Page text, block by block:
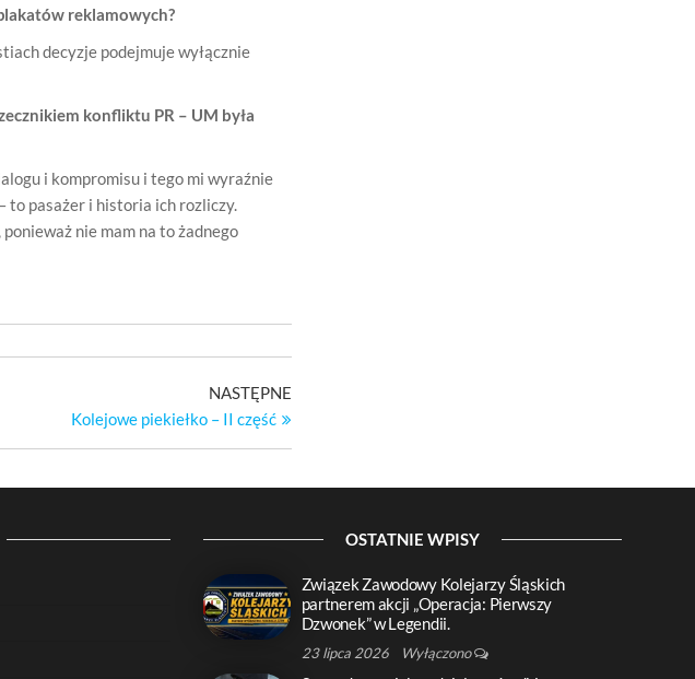
reklamowych?
decyzje podejmuje wyłącznie
konfliktu PR – UM była
i kompromisu i tego mi wyraźnie
to pasażer i historia ich rozliczy.
nie mam na to żadnego
Następny
wpis
NASTĘPNE
Kolejowe piekiełko – II część
OSTATNIE WPISY
Związek Zawodowy Kolejarzy Śląskich
partnerem akcji „Operacja: Pierwszy
Dzwonek” w Legendii.
23 lipca 2026 Wyłączono